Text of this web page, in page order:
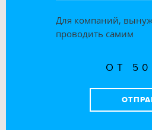
Для компаний,
проводить самим
ОТ